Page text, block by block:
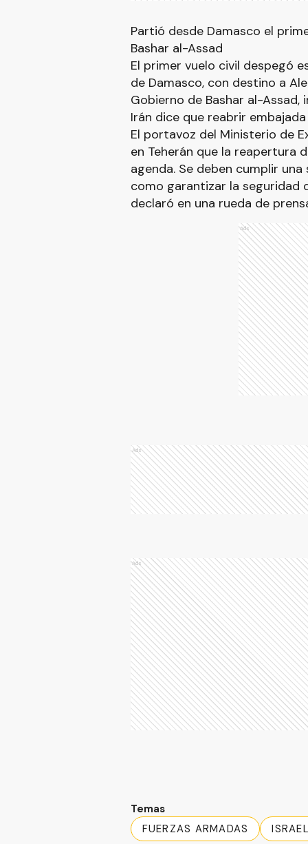
Partió desde Damasco el
Bashar al-Assad
El primer vuelo civil despegó
de Damasco, con destino a
Gobierno de Bashar al-
Irán dice que reabrir
El portavoz del Ministerio de
en Teherán que la reapertura
agenda. Se deben cumplir
como garantizar la seguridad
declaró en una rueda de
Ads
Ads
Ads
Temas
FUERZAS ARMADAS